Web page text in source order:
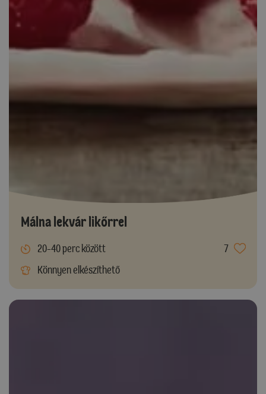
Málna lekvár likőrrel
20-40 perc között
7
Könnyen elkészíthető